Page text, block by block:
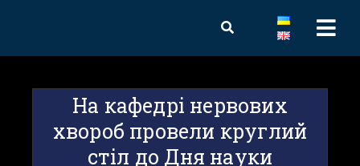
На кафедрі нервових
хвороб провели круглий
стіл до Дня науки